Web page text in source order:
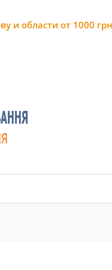
и области от 1000